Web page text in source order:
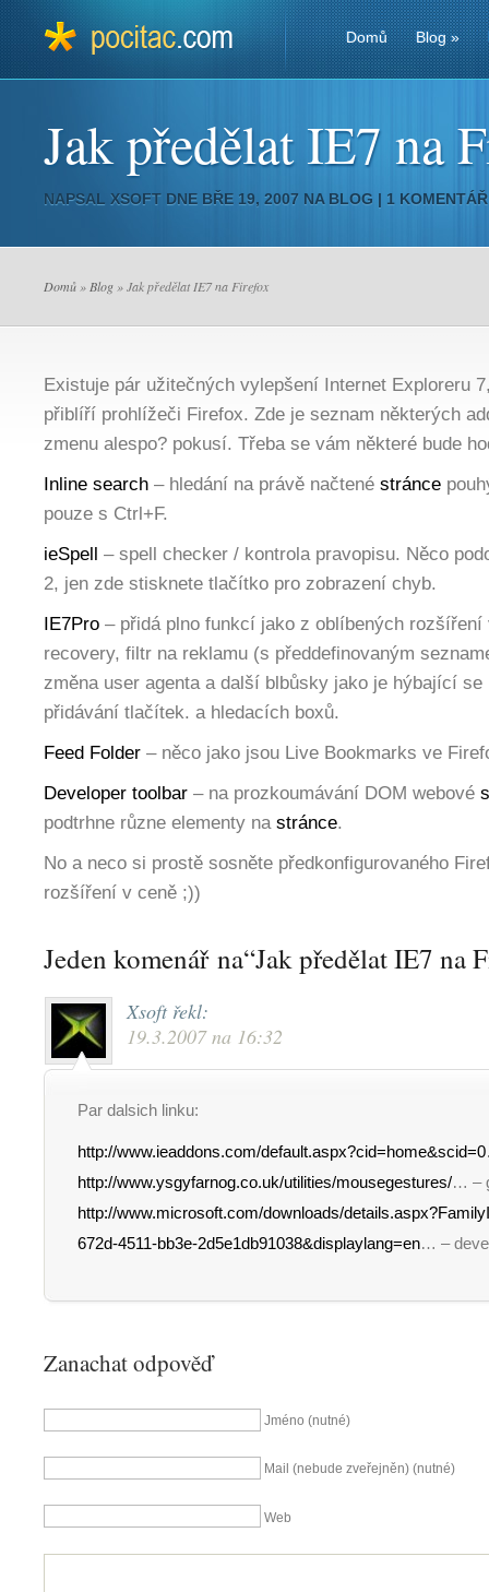
Domů Blog»
Jak předělat IE7 na
NAPSAL XSOFT DNE BŘE 19, 2007 NA BLOG | 1 KOMENTÁŘ
Domů » Blog » Jak předělat IE7 na Firefox
Existuje pár užitečných vylepšení Internet Exploreru
přiblíří prohlížeči Firefox. Zde je seznam některých
zmenu alespo? pokusí. Třeba se vám některé bude
Inline search – hledání na právě načtené stránce
pouze s Ctrl+F.
ieSpell – spell checker / kontrola pravopisu. Něco
2, jen zde stisknete tlačítko pro zobrazení chyb.
IE7Pro – přidá plno funkcí jako z oblíbených
recovery, filtr na reklamu (s předdefinovaným
změna user agenta a další blbůsky jako je hýbající se
přidávání tlačítek. a hledacích boxů.
Feed Folder – něco jako jsou Live Bookmarks ve
Developer toolbar – na prozkoumávání DOM webové
podtrhne různe elementy na stránce.
No a neco si prostě sosněte předkonfigurovaného
rozšíření v ceně ;))
Jeden komenář na“Jak předělat IE7 na
Xsoft řekl:
19.3.2007 na 16:32
Par dalsich linku:
http://www.ieaddons.com/default.aspx?cid=home&scid=0
http://www.ysgyfarnog.co.uk/utilities/mousegestures/… –
http://www.microsoft.com/downloads/
672d-4511-bb3e-2d5e1db91038&displaylang=en… –
Zanachat odpověď
Jméno (nutné)
Mail (nebude zveřejněn) (nutné)
Web